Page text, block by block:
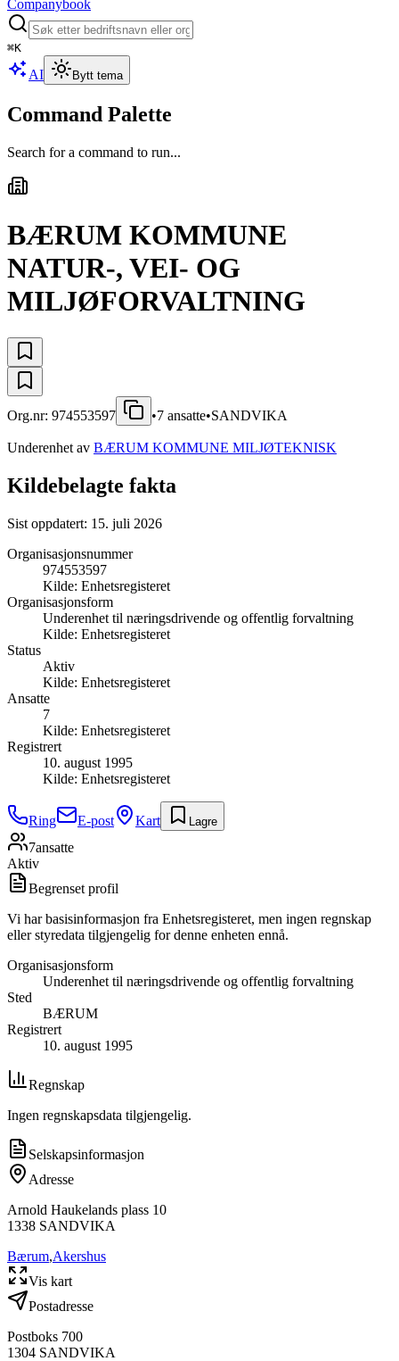
Companybook
⌘K
AI Bytt tema
Command Palette
Search for a command to run...
BÆRUM KOMMUNE
NATUR-, VEI- OG
MILJØFORVALTNING
Org.nr: 974553597 •7 ansatte•SANDVIKA
Underenhet av BÆRUM KOMMUNE MILJØTEKNISK
Kildebelagte fakta
Sist oppdatert: 15. juli 2026
Organisasjonsnummer
974553597
Kilde: Enhetsregisteret
Organisasjonsform
Underenhet til næringsdrivende og offentlig forvaltning
Kilde: Enhetsregisteret
Status
Aktiv
Kilde: Enhetsregisteret
Ansatte
7
Kilde: Enhetsregisteret
Registrert
10. august 1995
Kilde: Enhetsregisteret
Ring E-post Kart Lagre
7ansatte
Aktiv
Begrenset profil
Vi har basisinformasjon fra Enhetsregisteret, men ingen regnskap
eller styredata tilgjengelig for denne enheten ennå.
Organisasjonsform
Underenhet til næringsdrivende og offentlig forvaltning
Sted
BÆRUM
Registrert
10. august 1995
Regnskap
Ingen regnskapsdata tilgjengelig.
Selskapsinformasjon
Adresse
Arnold Haukelands plass 10
1338 SANDVIKA
Bærum,Akershus
Vis kart
Postadresse
Postboks 700
1304 SANDVIKA